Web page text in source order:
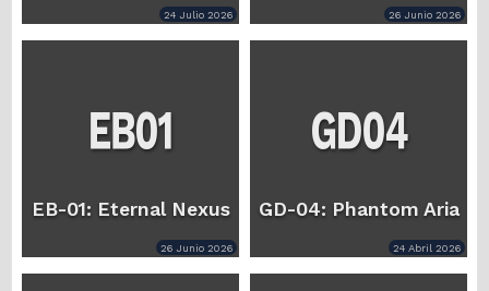
24 Julio 2026 26 Junio 2026
EB-01: Eternal Nexus
26 Junio 2026
GD-04: Phantom Aria
24 Abril 2026